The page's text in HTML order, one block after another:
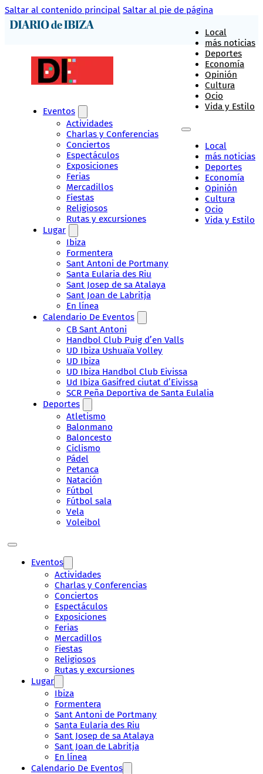
Saltar al contenido principal Saltar al pie de página
Local
más noticias
Deportes
Economía
Opinión
Cultura
Ocio
Vida y Estilo
Local
más noticias
Deportes
Economía
Opinión
Cultura
Ocio
Vida y Estilo
Eventos
Actividades
Charlas y Conferencias
Conciertos
Espectáculos
Exposiciones
Ferias
Mercadillos
Fiestas
Religiosos
Rutas y excursiones
Lugar
Ibiza
Formentera
Sant Antoni de Portmany
Santa Eularia des Riu
Sant Josep de sa Atalaya
Sant Joan de Labritja
En línea
Calendario De Eventos
CB Sant Antoni
Handbol Club Puig d’en Valls
UD Ibiza Ushuaïa Volley
UD Ibiza
UD Ibiza Handbol Club Eivissa
Ud Ibiza Gasifred ciutat d’Eivissa
SCR Peña Deportiva de Santa Eulalia
Deportes
Atletismo
Balonmano
Baloncesto
Ciclismo
Pádel
Petanca
Natación
Fútbol
Fútbol sala
Vela
Voleibol
Eventos
Actividades
Charlas y Conferencias
Conciertos
Espectáculos
Exposiciones
Ferias
Mercadillos
Fiestas
Religiosos
Rutas y excursiones
Lugar
Ibiza
Formentera
Sant Antoni de Portmany
Santa Eularia des Riu
Sant Josep de sa Atalaya
Sant Joan de Labritja
En línea
Calendario De Eventos